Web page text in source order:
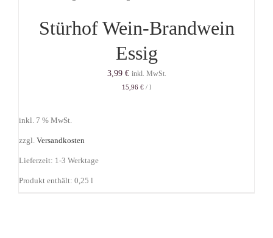
Stürhof Wein-Brandwein
Essig
3,99 € inkl. MwSt.
15,96 € / l
inkl. 7 % MwSt.
zzgl. Versandkosten
Lieferzeit: 1-3 Werktage
Produkt enthält: 0,25 l